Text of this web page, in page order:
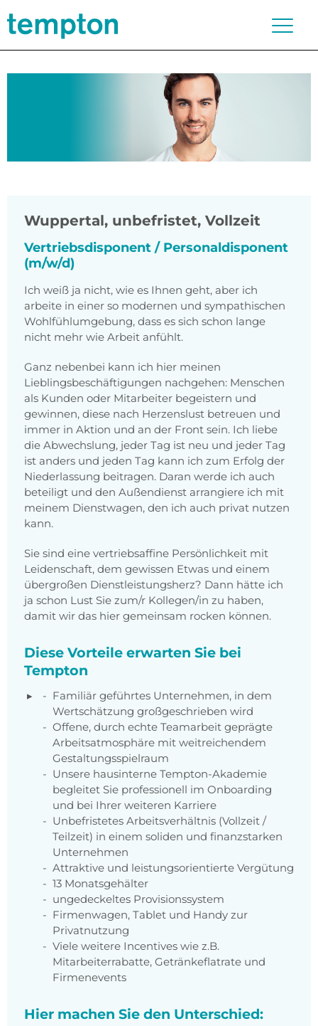
Wuppertal, unbefristet, Vollzeit
Vertriebsdisponent / Personaldisponent
(m/w/d)
Ich weiß ja nicht, wie es Ihnen geht, aber ich
arbeite in einer so modernen und sympathischen
Wohlfühlumgebung, dass es sich schon lange
nicht mehr wie Arbeit anfühlt.
Ganz nebenbei kann ich hier meinen
Lieblingsbeschäftigungen nachgehen: Menschen
als Kunden oder Mitarbeiter begeistern und
gewinnen, diese nach Herzenslust betreuen und
immer in Aktion und an der Front sein. Ich liebe
die Abwechslung, jeder Tag ist neu und jeder Tag
ist anders und jeden Tag kann ich zum Erfolg der
Niederlassung beitragen. Daran werde ich auch
beteiligt und den Außendienst arrangiere ich mit
meinem Dienstwagen, den ich auch privat nutzen
kann.
Sie sind eine vertriebsaffine Persönlichkeit mit
Leidenschaft, dem gewissen Etwas und einem
übergroßen Dienstleistungsherz? Dann hätte ich
ja schon Lust Sie zum/r Kollegen/in zu haben,
damit wir das hier gemeinsam rocken können.
Diese Vorteile erwarten Sie bei
Tempton
Familiär geführtes Unternehmen, in dem
Wertschätzung großgeschrieben wird
Offene, durch echte Teamarbeit geprägte
Arbeitsatmosphäre mit weitreichendem
Gestaltungsspielraum
Unsere hausinterne Tempton-Akademie
begleitet Sie professionell im Onboarding
und bei Ihrer weiteren Karriere
Unbefristetes Arbeitsverhältnis (Vollzeit /
Teilzeit) in einem soliden und finanzstarken
Unternehmen
Attraktive und leistungsorientierte Vergütung
13 Monatsgehälter
ungedeckeltes Provisionssystem
Firmenwagen, Tablet und Handy zur
Privatnutzung
Viele weitere Incentives wie z.B.
Mitarbeiterrabatte, Getränkeflatrate und
Firmenevents
Hier machen Sie den Unterschied: